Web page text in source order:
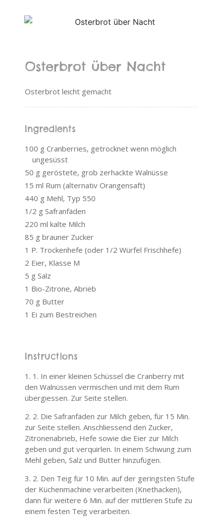
Osterbrot über Nacht
Osterbrot leicht gemacht
Ingredients
100 g Cranberries, getrocknet wenn möglich
ungesüsst
50 g geröstete, grob zerhackte Walnüsse
15 ml Rum (alternativ Orangensaft)
440 g Mehl, Typ 550
1/2 g Safranfäden
220 ml kalte Milch
85 g brauner Zucker
1 P. Trockenhefe (oder 1/2 Würfel Frischhefe)
2 Eier, Klasse M
5 g Salz
1 Bio-Zitrone, Abrieb
70 g Butter
1 Ei zum Bestreichen
Instructions
1. In einer kleinen Schüssel die Cranberry mit
den Walnüssen vermischen und mit dem Rum
übergiessen. Zur Seite stellen.
2. Die Safranfäden zur Milch geben, für 15 Min.
zur Seite stellen. Anschliessend den Zucker,
Zitronenabrieb, Hefe sowie die Eier zur Milch
geben und gut verquirlen. In einem Schwung zum
Mehl geben, Salz und Butter hinzufügen.
2. Den Teig für 10 Min. auf der geringsten Stufe
der Küchenmachine verarbeiten (Knethacken),
dann für weitere 6 Min. auf der mittleren Stufe zu
einem festen Teig verarbeiten.